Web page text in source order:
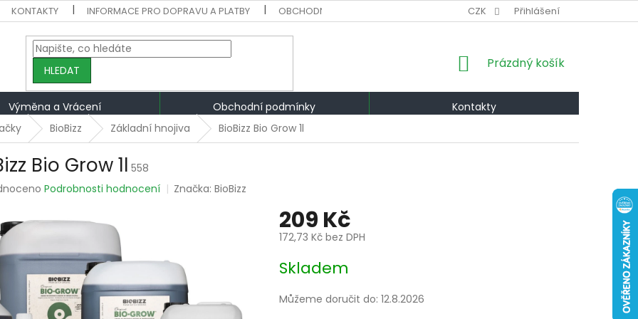
KONTAKTY INFORMACE PRO DOPRAVU A PLATBY OBCHODNÍ PODMÍNKY VÝMĚNA A VRÁCENÍ PODMÍNKY OCHRANY
CZK Přihlášení
HLEDAT
NÁKUPNÍ
Prázdný košík
Výměna a Vrácení Obchodní podmínky
Kontakty
BioBizz Základní hnojiva BioBizz Bio Grow 1l
Bio Grow 1l 558
Podrobnosti hodnocení Značka:BioBizz
209 Kč
172,73 Kč bez DPH
cena:
Skladem
Můžeme doručit do: 12.8.2026